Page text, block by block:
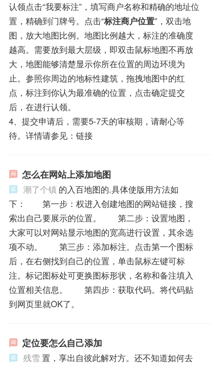
认领点击“我要标注”，填写商户名称和精确的地址位
置，精确到门牌号。点击“标注商户位置”，双击地
图，放大地图比例。地图比例越大，标注的准确度
越高。需要放到最大层级，即双击鼠标地图不再放
大，地图能够清楚显示你所在位置的周边环境为
止。参照你周边的地标性建筑，拖拽地图中的红
点，标注到你认为最准确的位置，点击确定提交
后，在进行认领。
4、提交申请后，需要5-7天的审核期，请耐心等
待。详情请参见：链接
怎么在网站上添加地图
潮了个镇 的入百地图的.具体使版用方法如
下： 第一步：权进入创建地图的网站链接，搜
索出自己要展示的位置。 第二步：设置地图，
大家可以对网站显示地图的宽高进行设置，其余选
项不动。 第三步：添加标注。点击第一个图标
后，在右侧找到自己的位置，单击鼠标左键可标
注。标记图标处可更换图标形状，名称和备注填入
位置相关信息。 第四步：获取代码。将代码贴
到网页里就OK了。
定位要怎么自己添加
残雪 置，享出自彼此解对方。还不知道如何去